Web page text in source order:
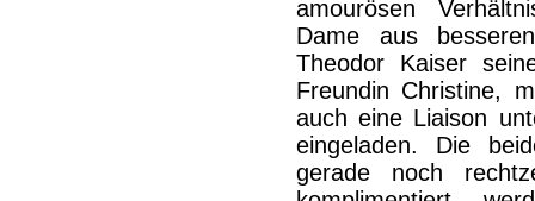
amourösen
Dame aus
Theodor Kaiser
Freundin Christine,
auch eine Liaison
eingeladen. Die
gerade noch